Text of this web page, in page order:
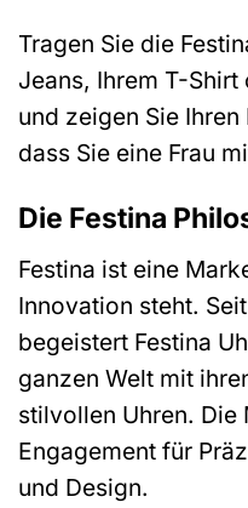
Tragen Sie die
Jeans, Ihrem T-
und zeigen Sie
dass Sie eine Frau
Die Festina
Festina ist eine
Innovation steht.
begeistert Festina
ganzen Welt mit
stilvollen Uhren. Die
Engagement für
und Design.